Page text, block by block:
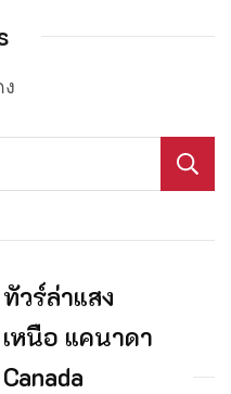
ทัวร์ล่าแสง
เหนือ แคนาดา
Canada